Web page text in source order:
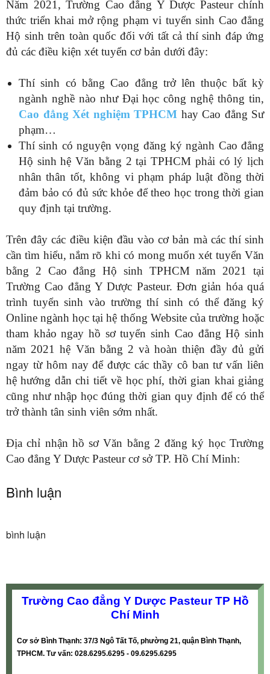
Năm 2021, Trường Cao đẳng Y Dược Pasteur chính
thức triển khai mở rộng phạm vi tuyển sinh Cao đẳng
Hộ sinh trên toàn quốc đối với tất cả thí sinh đáp ứng
đủ các điều kiện xét tuyển cơ bản dưới đây:
Thí sinh có bằng Cao đẳng trở lên thuộc bất kỳ
ngành nghề nào như Đại học công nghệ thông tin,
Cao đẳng Xét nghiệm TPHCM hay Cao đẳng Sư
phạm…
Thí sinh có nguyện vọng đăng ký ngành Cao đẳng
Hộ sinh hệ Văn bằng 2 tại TPHCM phải có lý lịch
nhân thân tốt, không vi phạm pháp luật đồng thời
đảm bảo có đủ sức khỏe để theo học trong thời gian
quy định tại trường.
Trên đây các điều kiện đầu vào cơ bản mà các thí sinh
cần tìm hiểu, nắm rõ khi có mong muốn xét tuyển Văn
bằng 2 Cao đẳng Hộ sinh TPHCM năm 2021 tại
Trường Cao đẳng Y Dược Pasteur. Đơn giản hóa quá
trình tuyển sinh vào trường thí sinh có thể đăng ký
Online ngành học tại hệ thống Website của trường hoặc
tham khảo ngay hồ sơ tuyển sinh Cao đẳng Hộ sinh
năm 2021 hệ Văn bằng 2 và hoàn thiện đầy đủ gửi
ngay từ hôm nay để được các thầy cô ban tư vấn liên
hệ hướng dẫn chi tiết về học phí, thời gian khai giảng
cũng như nhập học đúng thời gian quy định để có thể
trở thành tân sinh viên sớm nhất.
Địa chỉ nhận hồ sơ Văn bằng 2 đăng ký học Trường
Cao đẳng Y Dược Pasteur cơ sở TP. Hồ Chí Minh:
Bình luận
bình luận
Trường Cao đẳng Y Dược Pasteur TP Hồ
Chí Minh
Cơ sở Bình Thạnh: 37/3 Ngô Tất Tố, phường 21, quận Bình Thạnh,
TPHCM. Tư vấn: 028.6295.6295 - 09.6295.6295